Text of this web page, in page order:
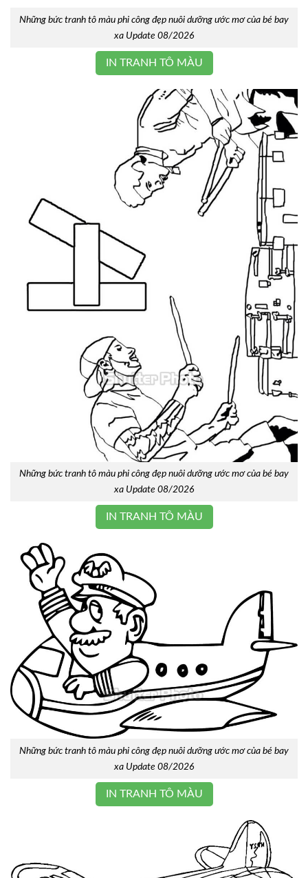
Những bức tranh tô màu phi công đẹp nuôi dưỡng ước mơ của bé bay
xa Update 08/2026
IN TRANH TÔ MÀU
Những bức tranh tô màu phi công đẹp nuôi dưỡng ước mơ của bé bay
xa Update 08/2026
IN TRANH TÔ MÀU
Những bức tranh tô màu phi công đẹp nuôi dưỡng ước mơ của bé bay
xa Update 08/2026
IN TRANH TÔ MÀU